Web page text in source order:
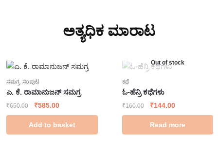
ಅತ್ಯಧಿಕ ಮಾರಾಟ
ಸಮಗ್ರ ಸಂಪುಟ
ಎ. ಕೆ. ರಾಮಾನುಜನ್ ಸಮಗ್ರ
₹650.00 ₹585.00
Add to basket
Out of stock
ಕಥೆ
ಓ-ಹೆನ್ರಿ ಕಥೆಗಳು
₹160.00 ₹144.00
Read more